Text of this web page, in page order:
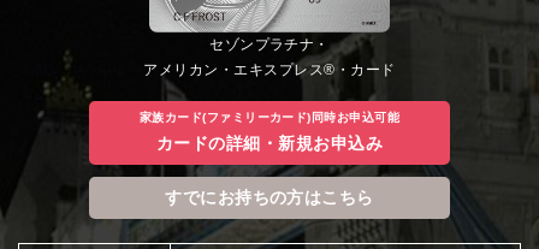
セゾンプラチナ・
アメリカン・エキスプレス®・カード
家族カード(ファミリーカード)同時お申込可能
カードの詳細・新規お申込み
すでにお持ちの方はこちら